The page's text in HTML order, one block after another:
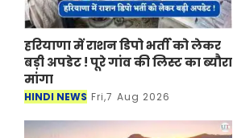
हरियाणा में राशन डिपो भर्ती को लेकर
बड़ी अपडेट ! पूरे गांव की लिस्ट का ब्यौरा
मांगा
HINDI NEWS Fri,7 Aug 2026